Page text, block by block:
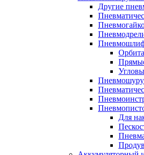
Другие
Для